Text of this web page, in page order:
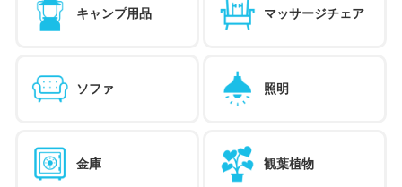
キャンプ用品 マッサージチェア
ソファ 照明
金庫 観葉植物